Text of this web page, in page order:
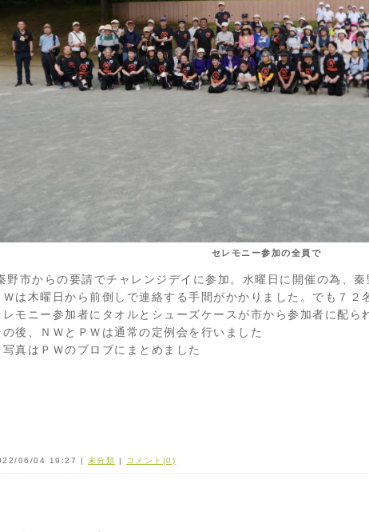
セレモニー参加の全員で
野市からの要請でチャレンジデイに参加。水曜日に開催の為、
Ｗは木曜日から前倒しで連絡する手間がかかりました。でも７２
レモニー参加者にタオルとシューズケースが市から参加者に配ら
の後、ＮＷとＰＷは通常の定例会を行いました
写真はＰＷのブロブにまとめました
06/04 19:27 | 未分類 | コメント(0)